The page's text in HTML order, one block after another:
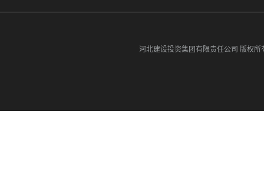
河北建设投资集团有限责任公司 版权所